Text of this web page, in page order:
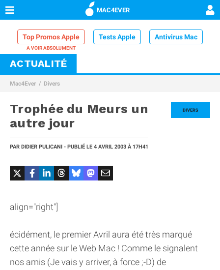
MAC4EVER
Top Promos Apple Tests Apple Antivirus Mac
VPN Mac
Comparatif iPhone
ACTUALITÉ
Mac4Ever Divers
DIVERS
Trophée du Meurs un
autre jour
PAR DIDIER PULICANI - PUBLIÉ LE 4 AVRIL 2003 À 17H41
align="right"]
écidément, le premier Avril aura été très marqué
cette année sur le Web Mac ! Comme le signalent
nos amis (Je vais y arriver, à force ;-D) de